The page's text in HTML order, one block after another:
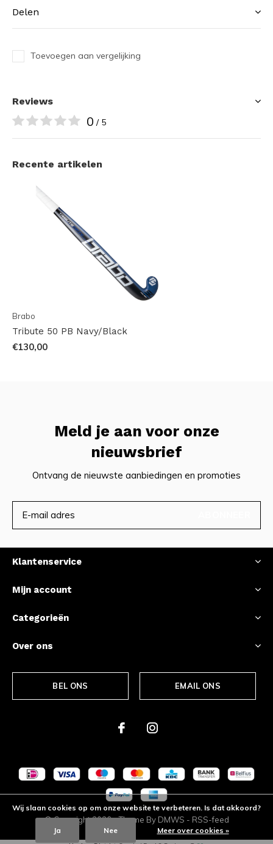
Delen
Toevoegen aan vergelijking
Reviews
0 / 5
Recente artikelen
Brabo
Tribute 50 PB Navy/Black
€130,00
Meld je aan voor onze
nieuwsbrief
Ontvang de nieuwste aanbiedingen en promoties
Klantenservice
Mijn account
Categorieën
Over ons
BEL ONS EMAIL ONS
© Copyright2026- Theme By DMWS - RSS-feed
Wij slaan cookies op om onze website te verbeteren. Is dat akkoord?
Ja Nee Meer over cookies »